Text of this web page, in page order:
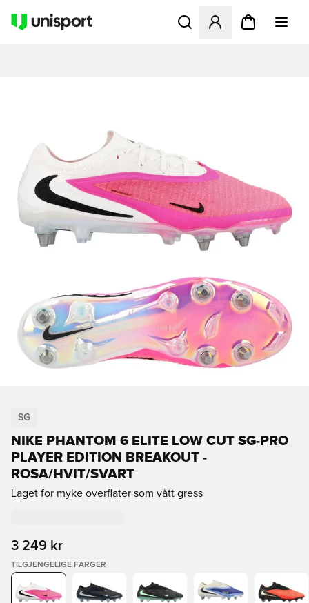
Åpner en Modal for å
SG
NIKE PHANTOM 6 ELITE LOW CUT SG-PRO
PLAYER EDITION BREAKOUT -
ROSA/HVIT/SVART
Laget for myke overflater som vått gress
3 249 kr
TILGJENGELIGE FARGER